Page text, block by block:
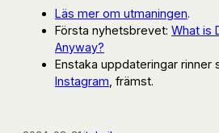
Läs mer om utmaningen.
Första nyhetsbrevet: What is
Anyway?
Enstaka uppdateringar rinner
Instagram , främst.